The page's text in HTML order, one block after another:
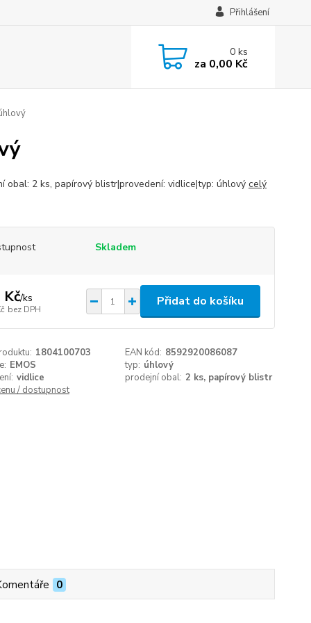
Přihlášení
0ks
za 0,00 Kč
obal: 2 ks, papírový blistr|provedení: vidlice|typ: úhlový celý
Skladem
Kč/ks
bez DPH
Přidat do košíku
1804100703 EAN kód: 8592920086087
EMOS typ: úhlový
vidlice prodejní obal: 2 ks, papírový blistr
/ dostupnost
0